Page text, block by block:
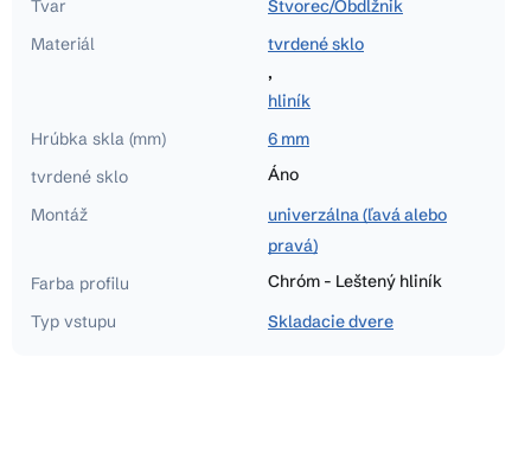
Tvar
Štvorec/Obdĺžnik
Materiál
tvrdené sklo
,
hliník
Hrúbka skla (mm)
6 mm
tvrdené sklo
Áno
Montáž
univerzálna (ľavá alebo
pravá)
Farba profilu
Chróm - Leštený hliník
Typ vstupu
Skladacie dvere